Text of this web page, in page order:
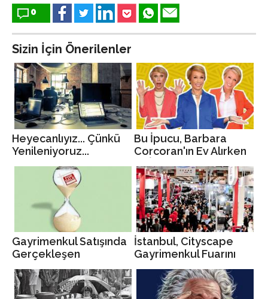
0
Sizin İçin Önerilenler
Heyecanlıyız... Çünkü
Yenileniyoruz...
Bu İpucu, Barbara
Corcoran'ın Ev Alırken
En İyi Tavsiyesidir
Gayrimenkul Satışında
Gerçekleşen
Gecikmelerde
İzlenmesi Gereken
Doğru Stratejiler
İstanbul, Cityscape
Gayrimenkul Fuarını
Ağırladı